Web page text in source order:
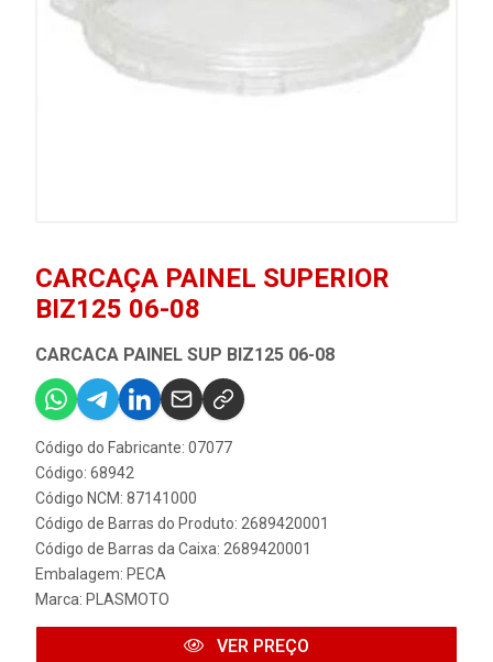
CARCAÇA PAINEL SUPERIOR
BIZ125 06-08
CARCACA PAINEL SUP BIZ125 06-08
Código do Fabricante: 07077
Código: 68942
Código NCM: 87141000
Código de Barras do Produto: 2689420001
Código de Barras da Caixa: 2689420001
Embalagem: PECA
Marca: PLASMOTO
VER PREÇO